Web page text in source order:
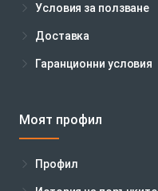
Условия за ползване
Доставка
Гаранционни условия
Моят профил
Профил